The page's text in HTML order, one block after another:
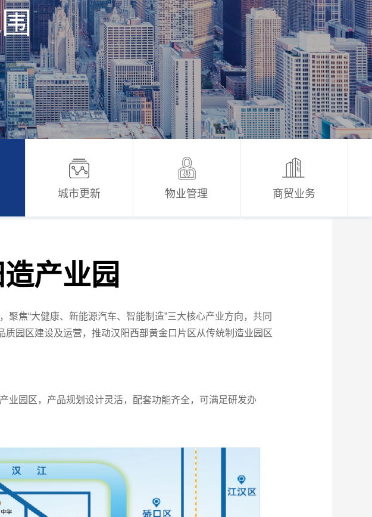
城市更新 物业管理 商贸业务
产业园
焦“大健康、新能源汽车、智能制造”三大核心产业方向，共同
园区建设及运营，推动汉阳西部黄金口片区从传统制造业园区
业园区，产品规划设计灵活，配套功能齐全，可满足研发办